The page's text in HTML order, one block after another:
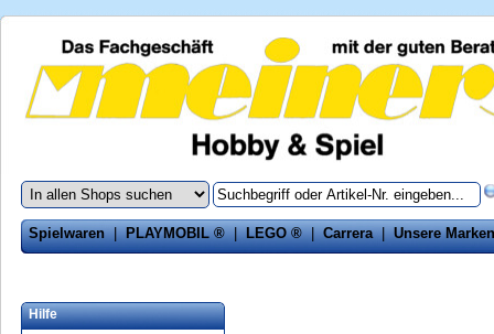
Spielwaren|PLAYMOBIL ®|LEGO ®|Carrera|Unsere Marken
Hilfe